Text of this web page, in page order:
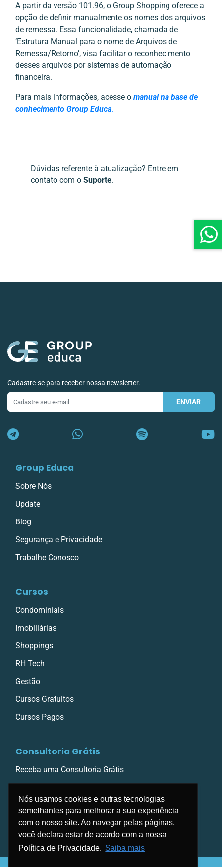
Nós usamos cookies e outras tecnologias
semelhantes para melhorar a sua experiência
com o nosso site. Ao navegar pelas páginas,
você declara estar de acordo com a nossa
Política de Privacidade. Saiba mais
A partir da versão 101.96, o Group Shopping oferece a
opção de definir manualmente os nomes dos arquivos
de remessa. Essa funcionalidade, chamada de
‘Estrutura Manual para o nome de Arquivos de
Remessa/Retorno’, visa facilitar o reconhecimento
desses arquivos por sistemas de automação
financeira.
Para mais informações, acesse o manual na base de
conhecimento Group Educa.
Dúvidas referente à atualização? Entre em
contato com o Suporte.
Cadastre-se para receber nossa newsletter.
ENVIAR
Group Educa
Sobre Nós
Update
Blog
Segurança e Privacidade
Trabalhe Conosco
Cursos
Condominiais
Imobiliárias
Shoppings
RH Tech
Gestão
Cursos Gratuitos
Cursos Pagos
Consultoria Grátis
Receba uma Consultoria Grátis